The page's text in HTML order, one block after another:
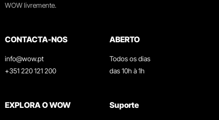
WOW livremente.
CONTACTA-NOS
info@wow.pt
+351 220 121 200
ABERTO
Todos os dias
das 10h à 1h
EXPLORA O WOW Suporte